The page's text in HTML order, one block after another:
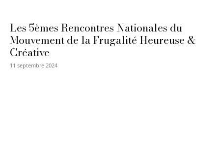
Les 5èmes Rencontres Nationales du
Mouvement de la Frugalité Heureuse &
Créative
11 septembre 2024